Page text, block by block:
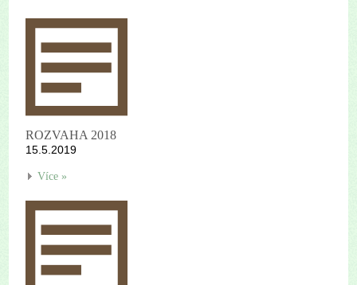
ROZVAHA 2018
15.5.2019
Více »